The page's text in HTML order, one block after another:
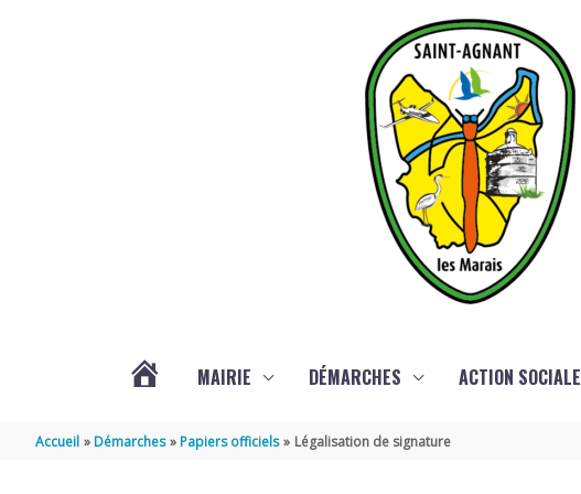
MAIRIE DÉMARCHES ACTION SOCIALE
Accueil Démarches Papiers officiels Légalisation de signature